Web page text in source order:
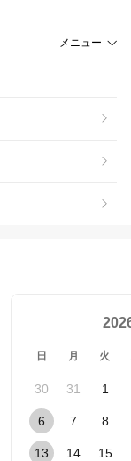
メニュー
日 月 火
30 31 1
6 7 8
13 14 15